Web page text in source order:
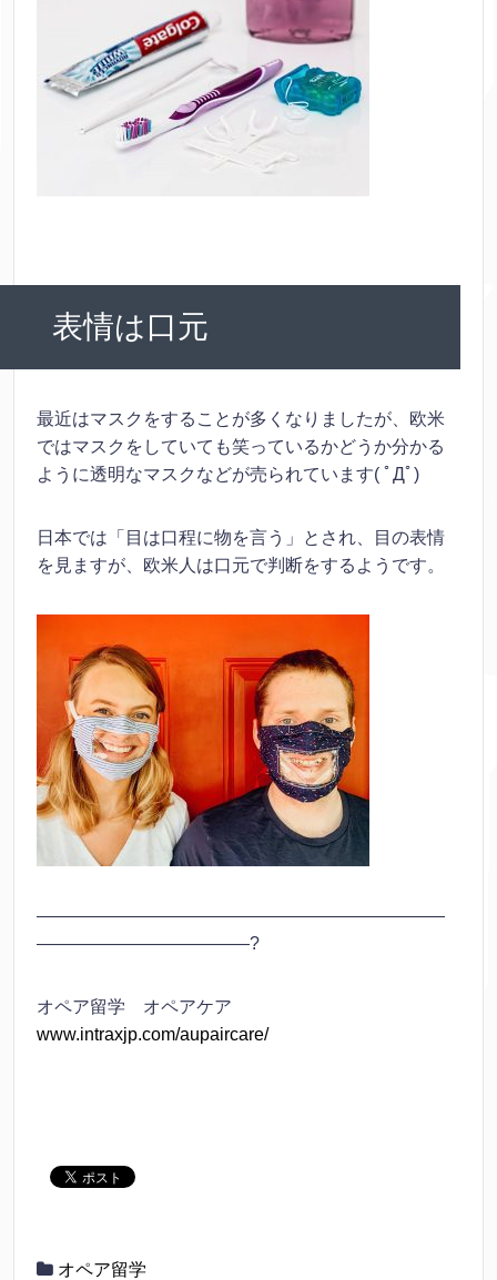
表情は口元
最近はマスクをすることが多くなりましたが、欧米
ではマスクをしていても笑っているかどうか分かる
ように透明なマスクなどが売られています( ﾟДﾟ)
日本では「目は口程に物を言う」とされ、目の表情
を見ますが、欧米人は口元で判断をするようです。
———————————————————————
————————————?
オペア留学 オペアケア
www.intraxjp.com/aupaircare/
オペア留学